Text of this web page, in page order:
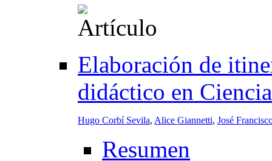
Elaboración de
didáctico en
Hugo Corbí Sevila, Alice Giannetti, José
Resumen